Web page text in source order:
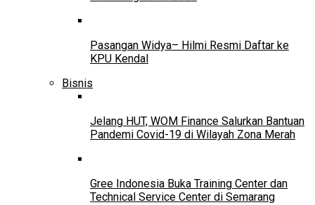
Pasangan Widya– Hilmi Resmi Daftar ke
KPU Kendal
Bisnis
Jelang HUT, WOM Finance Salurkan Bantuan
Pandemi Covid-19 di Wilayah Zona Merah
Gree Indonesia Buka Training Center dan
Technical Service Center di Semarang